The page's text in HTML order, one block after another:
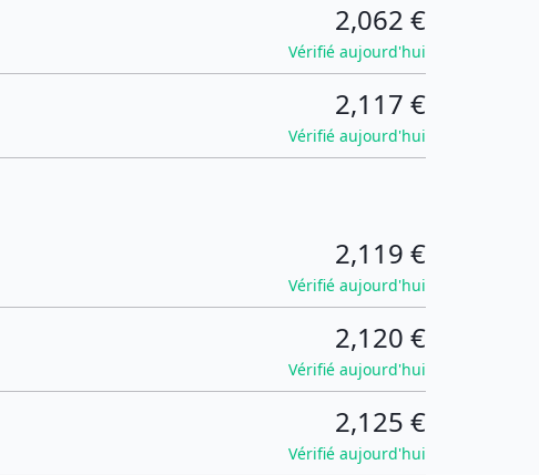
2,062 €
Vérifié aujourd'hui
2,117 €
Vérifié aujourd'hui
2,119 €
Vérifié aujourd'hui
2,120 €
Vérifié aujourd'hui
2,125 €
Vérifié aujourd'hui